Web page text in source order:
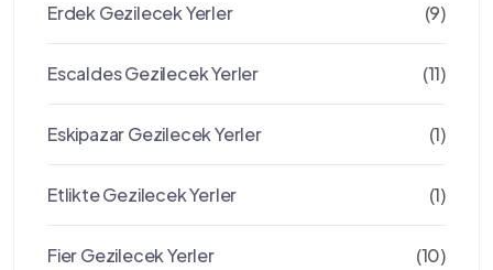
Erdek Gezilecek Yerler (9)
Escaldes Gezilecek Yerler (11)
Eskipazar Gezilecek Yerler (1)
Etlikte Gezilecek Yerler (1)
Fier Gezilecek Yerler (10)